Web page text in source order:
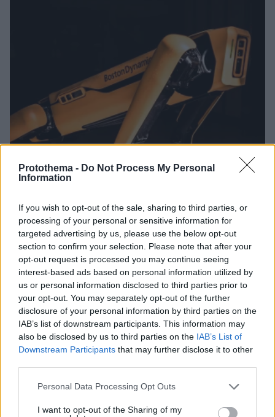
Protothema - Do Not Process My Personal
Information
If you wish to opt-out of the sale, sharing to third parties, or
processing of your personal or sensitive information for
targeted advertising by us, please use the below opt-out
section to confirm your selection. Please note that after your
opt-out request is processed you may continue seeing
interest-based ads based on personal information utilized by
us or personal information disclosed to third parties prior to
your opt-out. You may separately opt-out of the further
disclosure of your personal information by third parties on the
IAB’s list of downstream participants. This information may
also be disclosed by us to third parties on the IAB’s List of
Downstream Participants that may further disclose it to other
Please note that this website/app uses one or more Google
not limited to your visit or usage behaviour. You may click to
Personal Data Processing Opt Outs
I want to opt-out of the Sharing of my
Το μέλλον της τεχνολογίας
27.07.2026, 06:00
Η Smart φοιτητική κατοικία στην καρδιά της Αθήνας
03.08.2026, 10:56
Επαγγελματική Εκπαίδευση & Εξειδίκευση: Το Mοντέλο που
26.07.2026, 09:54
ΡΟΗ ΕΙΔΗΣΕΩΝ